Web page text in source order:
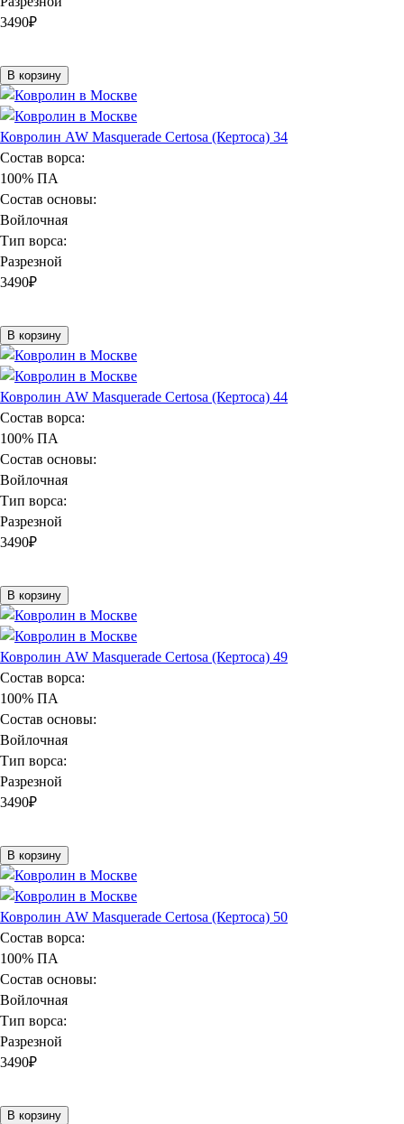
3490₽
В корзину
Ковролин AW Masquerade Certosa (Кертоса) 34
Состав ворса:
100% ПА
Состав основы:
Войлочная
Тип ворса:
Разрезной
3490₽
В корзину
Ковролин AW Masquerade Certosa (Кертоса) 44
Состав ворса:
100% ПА
Состав основы:
Войлочная
Тип ворса:
Разрезной
3490₽
В корзину
Ковролин AW Masquerade Certosa (Кертоса) 49
Состав ворса:
100% ПА
Состав основы:
Войлочная
Тип ворса:
Разрезной
3490₽
В корзину
Ковролин AW Masquerade Certosa (Кертоса) 50
Состав ворса:
100% ПА
Состав основы:
Войлочная
Тип ворса:
Разрезной
3490₽
В корзину